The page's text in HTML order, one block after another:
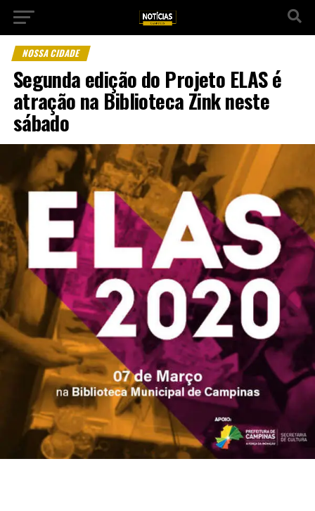
NOSSA CIDADE
Segunda edição do Projeto ELAS é
atração na Biblioteca Zink neste
sábado